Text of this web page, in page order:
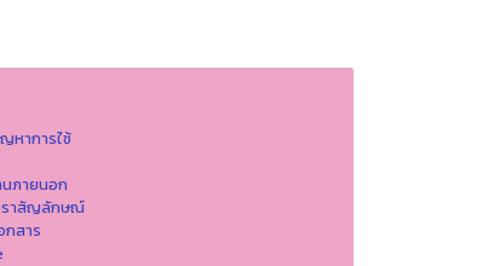
หาการใ่ช้
นภายนอก
ราสัญลักษณ์
กสาร